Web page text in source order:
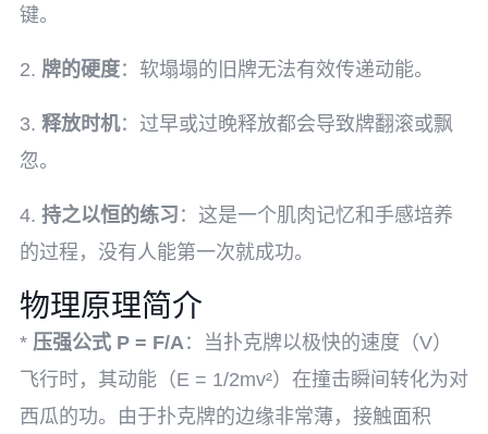
键。
2. 牌的硬度：软塌塌的旧牌无法有效传递动能。
3. 释放时机：过早或过晚释放都会导致牌翻滚或飘
忽。
4. 持之以恒的练习 ：这是一个肌肉记忆和手感培养
的过程，没有人能第一次就成功。
物理原理简介
* 压强公式 P = F/A：当扑克牌以极快的速度（V）
飞行时，其动能（E = 1/2mv²）在撞击瞬间转化为对
西瓜的功。由于扑克牌的边缘非常薄，接触面积